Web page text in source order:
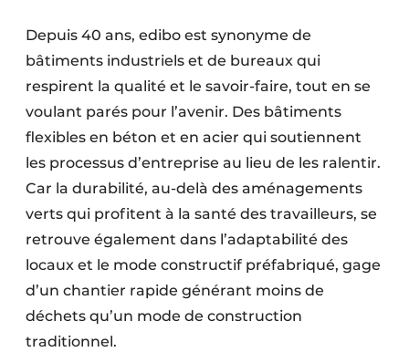
Depuis 40 ans, edibo est synonyme de
bâtiments industriels et de bureaux qui
respirent la qualité et le savoir-faire, tout en se
voulant parés pour l’avenir. Des bâtiments
flexibles en béton et en acier qui soutiennent
les processus d’entreprise au lieu de les ralentir.
Car la durabilité, au-delà des aménagements
verts qui profitent à la santé des travailleurs, se
retrouve également dans l’adaptabilité des
locaux et le mode constructif préfabriqué, gage
d’un chantier rapide générant moins de
déchets qu’un mode de construction
traditionnel.